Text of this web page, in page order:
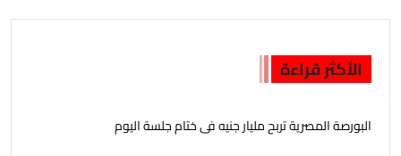
الأكثر قراءة
البورصة المصرية تربح مليار جنيه فى ختام جلسة اليوم